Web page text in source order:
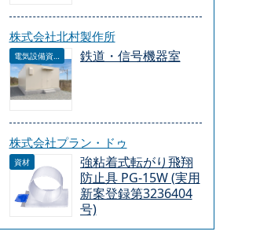
株式会社北村製作所
電気設備資材 鉄道・信号機器室
株式会社プラン・ドゥ
資材
強粘着式転がり飛翔
防止具 PG-15W (実用
新案登録第3236404
号)